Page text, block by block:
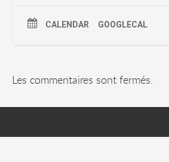
CALENDAR GOOGLECAL
Les commentaires sont fermés.